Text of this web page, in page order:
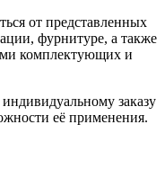
от представленных
фурнитуре, а также
комплектующих и
заказу
её применения.